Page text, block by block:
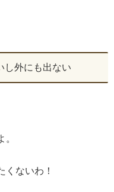
し外にも出ない
くないわ！